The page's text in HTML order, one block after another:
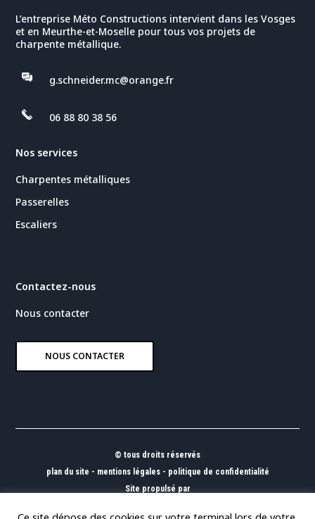
L’entreprise Méto Constructions intervient dans les Vosges
et en Meurthe-et-Moselle pour tous vos projets de
charpente métallique.
g.schneider.mc@orange.fr
06 88 80 38 56
Nos services
Charpentes métalliques
Passerelles
Escaliers
Contactez-nous
Nous contacter
NOUS CONTACTER
© tous droits réservés
plan du site - mentions légales - politique de confidentialité
Site propulsé par